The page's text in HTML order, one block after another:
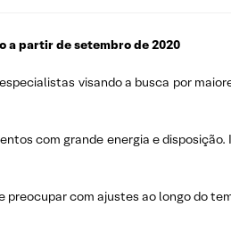
a partir de setembro de 2020
visando a busca por
com grande energia e
com ajustes ao longo do